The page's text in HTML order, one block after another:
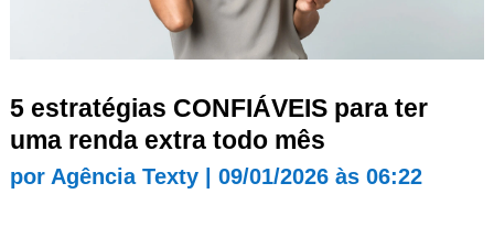
5 estratégias CONFIÁVEIS para ter
uma renda extra todo mês
por Agência Texty| 09/01/2026 às 06:22